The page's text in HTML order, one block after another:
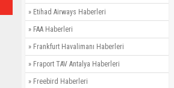
» Etihad Airways Haberleri
» FAA Haberleri
» Frankfurt Havalimanı Haberleri
» Fraport TAV Antalya Haberleri
» Freebird Haberleri